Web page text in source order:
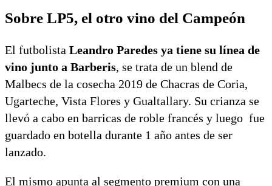
Sobre LP5, el otro vino del Campeón
El futbolista Leandro Paredes ya tiene su línea de
vino junto a Barberis, se trata de un blend de
Malbecs de la cosecha 2019 de Chacras de Coria,
Ugarteche, Vista Flores y Gualtallary. Su crianza se
llevó a cabo en barricas de roble francés y luego fue
guardado en botella durante 1 año antes de ser
lanzado.
El mismo apunta al segmento premium con una